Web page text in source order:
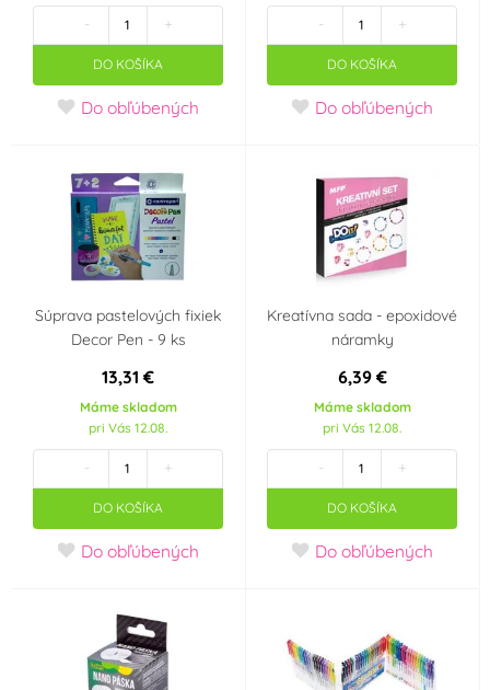
- +
DO KOŠÍKA
Do obľúbených
- +
DO KOŠÍKA
Do obľúbených
Súprava pastelových fixiek
Decor Pen - 9 ks
13,31 €
Máme skladom
pri Vás 12.08.
- +
DO KOŠÍKA
Do obľúbených
Kreatívna sada - epoxidové
náramky
6,39 €
Máme skladom
pri Vás 12.08.
- +
DO KOŠÍKA
Do obľúbených